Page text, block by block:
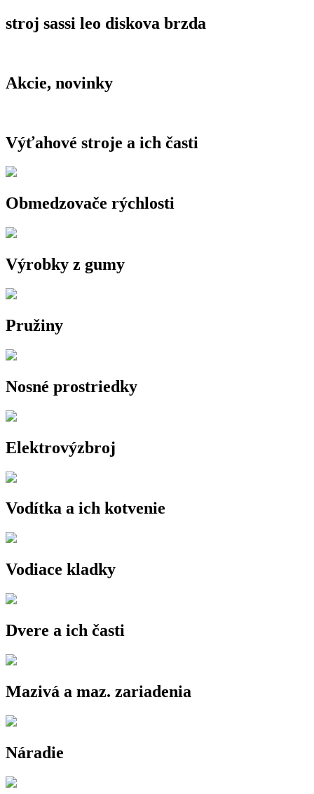
stroj sassi leo diskova brzda
Akcie, novinky
Výťahové stroje a ich časti
Obmedzovače rýchlosti
Výrobky z gumy
Pružiny
Nosné prostriedky
Elektrovýzbroj
Vodítka a ich kotvenie
Vodiace kladky
Dvere a ich časti
Mazivá a maz. zariadenia
Náradie